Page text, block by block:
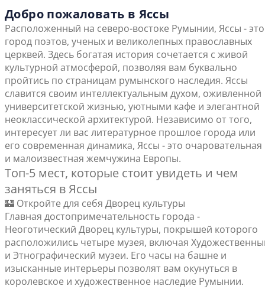
Добро пожаловать в Яссы
Расположенный на северо-востоке Румынии, Яссы - это
город поэтов, ученых и великолепных православных
церквей. Здесь богатая история сочетается с живой
культурной атмосферой, позволяя вам буквально
пройтись по страницам румынского наследия. Яссы
славится своим интеллектуальным духом, оживленной
университетской жизнью, уютными кафе и элегантной
неоклассической архитектурой. Независимо от того,
интересует ли вас литературное прошлое города или
его современная динамика, Яссы - это очаровательная
и малоизвестная жемчужина Европы.
Топ-5 мест, которые стоит увидеть и чем
заняться в Яссы
🏰 Откройте для себя Дворец культуры
Главная достопримечательность города -
Неоготический Дворец культуры, покрышей которого
расположились четыре музея, включая
и Этнографический музеи. Его часы на башне и
изысканные интерьеры позволят вам окунуться в
королевское и художественное наследие Румынии.